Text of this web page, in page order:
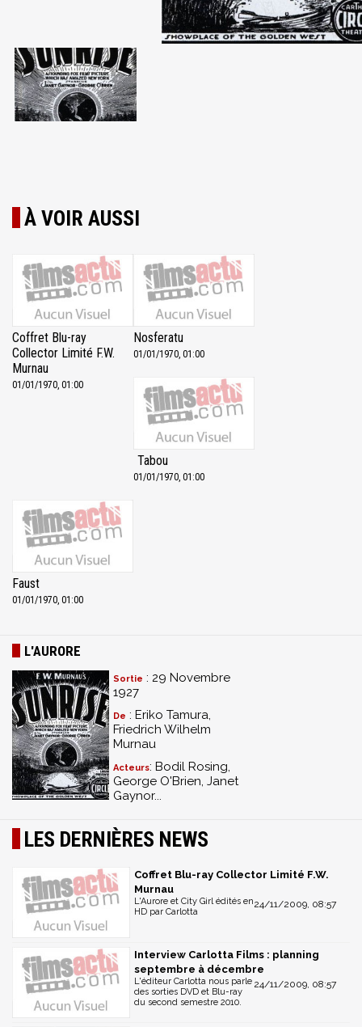
À VOIR AUSSI
Coffret Blu-ray
Collector Limité F.W.
Murnau
01/01/1970, 01:00
Nosferatu
01/01/1970, 01:00
Tabou
01/01/1970, 01:00
Faust
01/01/1970, 01:00
L'AURORE
Sortie : 29 Novembre
1927
De : Eriko Tamura,
Friedrich Wilhelm
Murnau
Acteurs: Bodil Rosing,
George O'Brien, Janet
Gaynor...
LES DERNIÈRES NEWS
Coffret Blu-ray Collector Limité F.W.
Murnau
24/11/2009, 08:57
L'Aurore et City Girl édités en
HD par Carlotta
Interview Carlotta Films : planning
septembre à décembre
24/11/2009, 08:57
L'éditeur Carlotta nous parle
des sorties DVD et Blu-ray
du second semestre 2010.